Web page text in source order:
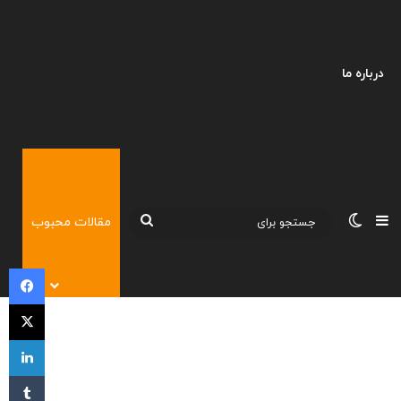
درباره ما
نوارکناریتغییر پوسته
جستجومقالات محبوب